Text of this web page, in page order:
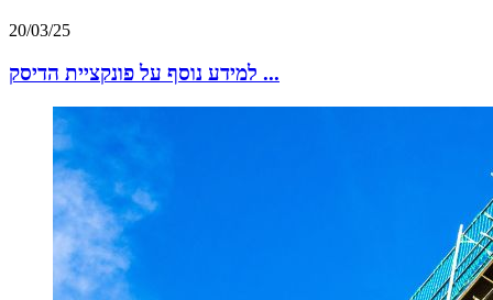
20/03/25
למידע נוסף על פונקציית הדיסק ...